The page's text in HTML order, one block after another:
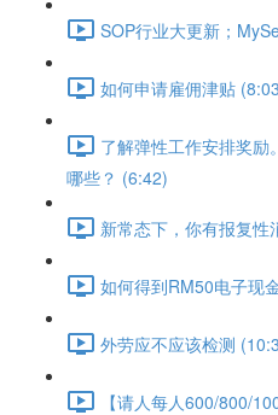
SOP行业大更新；
如何申请雇佣津贴
了解弹性工作安排奖
哪些？ (6:42)
新常态下，你有报复性
如何得到RM50电子现
外劳应不应该检测
【请人每人600/800/